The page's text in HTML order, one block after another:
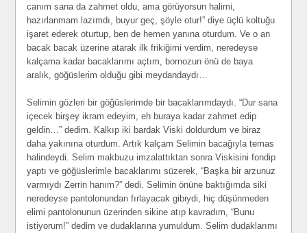
canım sana da zahmet oldu, ama görüyorsun halimi,
hazırlanmam lazımdı, buyur geç, şöyle otur!” diye üçlü koltuğu
işaret ederek oturtup, ben de hemen yanına oturdum. Ve o an
bacak bacak üzerine atarak ilk frikiğimi verdim, neredeyse
kalçama kadar bacaklarımı açtım, bornozun önü de baya
aralık, göğüslerim olduğu gibi meydandaydı…
Selimin gözleri bir göğüslerimde bir bacaklarımdaydı. “Dur sana
içecek birşey ikram edeyim, eh buraya kadar zahmet edip
geldin…” dedim. Kalkıp iki bardak Viski doldurdum ve biraz
daha yakınına oturdum. Artık kalçam Selimin bacağıyla temas
halindeydi. Selim makbuzu imzalattıktan sonra Viskisini fondip
yaptı ve göğüslerimle bacaklarımı süzerek, “Başka bir arzunuz
varmıydı Zerrin hanım?” dedi. Selimin önüne baktığımda siki
neredeyse pantolonundan fırlayacak gibiydi, hiç düşünmeden
elimi pantolonunun üzerinden sikine atıp kavradım, “Bunu
istiyorum!” dedim ve dudaklarına yumuldum. Selim dudaklarımı